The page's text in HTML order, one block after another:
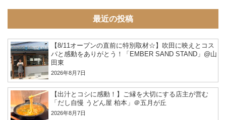
最近の投稿
【8/11オープンの直前に特別取材☆】吹田に映えとコス
パと感動をありがとう！「EMBER SAND STAND」@山
田東
2026年8月7日
【出汁とコシに感動！】ご縁を大切にする店主が営む
「だし自慢 うどん屋 柏本」＠五月が丘
2026年8月7日